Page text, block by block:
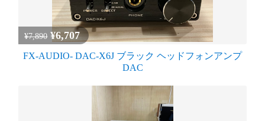
¥7,890 ¥6,707
FX-AUDIO- DAC-X6J ブラック ヘッドフォンアンプ
DAC